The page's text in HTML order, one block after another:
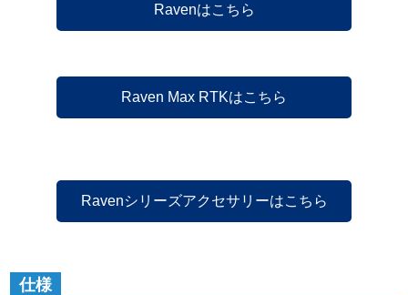
Ravenはこちら
Raven Max RTKはこちら
Ravenシリーズアクセサリーはこちら
仕様